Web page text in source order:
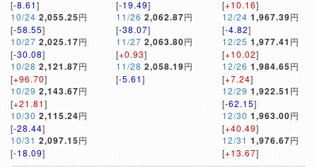
[-8.61]
10/24 2,055.25円
[-58.55]
10/27 2,025.17円
[-30.08]
10/28 2,121.87円
[+96.70]
10/29 2,143.67円
[+21.81]
10/30 2,115.24円
[-28.44]
10/31 2,097.15円
[-18.09]
[-19.49]
11/26 2,062.87円
[-38.07]
11/27 2,063.80円
[+0.93]
11/28 2,058.19円
[-5.61]
[+10.16]
12/24 1,967.39円
[-4.82]
12/25 1,977.41 円
[+10.02]
12/26 1,984.65円
[+7.24]
12/29 1,922.51 円
[-62.15]
12/30 1,963.00円
[+40.49]
12/31 1,976.67円
[+13.67]